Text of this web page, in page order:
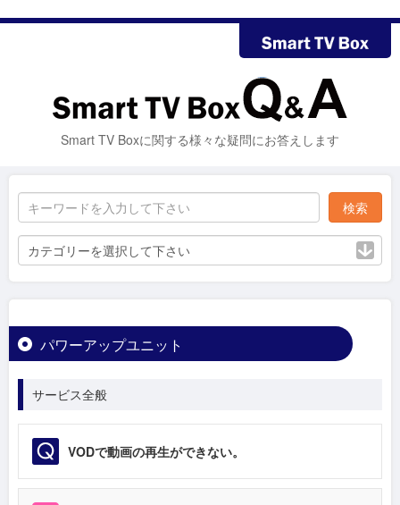
Smart TV Boxに関する様々な疑問にお答えします
カテゴリーを選択して下さい
パワーアップユニット
サービス全般
VODで動画の再生ができない。